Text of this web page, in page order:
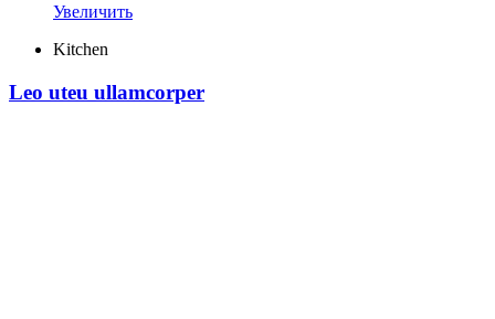
Увеличить
Kitchen
Leo uteu ullamcorper